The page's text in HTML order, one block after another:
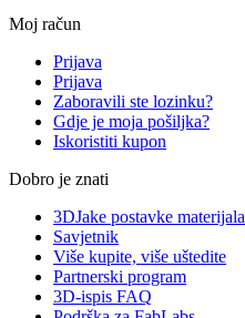
Moj račun
Prijava
Prijava
Zaboravili ste lozinku?
Gdje je moja pošiljka?
Iskoristiti kupon
Dobro je znati
3DJake postavke materijala
Savjetnik
Više kupite, više uštedite
Partnerski program
3D-ispis FAQ